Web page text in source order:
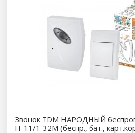
Звонок TDM НАРОДНЫЙ
Н-11/1-32М (беспр., бат.,